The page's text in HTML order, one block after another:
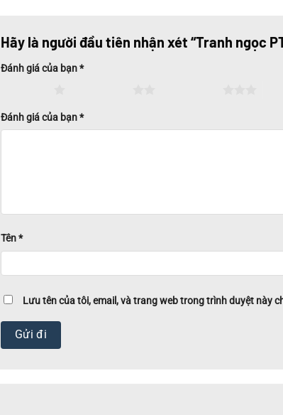
Hãy là người đầu tiên nhận xét “Tranh ngọc
Đánh giá của bạn*
Đánh giá của bạn*
Tên*
Lưu tên của tôi, email, và trang web trong trình duyệt này